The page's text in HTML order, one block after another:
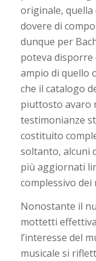
originale, quella
dovere di
dunque per
poteva
ampio di quello
che il catalogo
piuttosto avaro
testimonianze
costituito
soltanto, alcuni
più aggiornati
complessivo
Nonostante il
mottetti
l’interesse del
musicale si